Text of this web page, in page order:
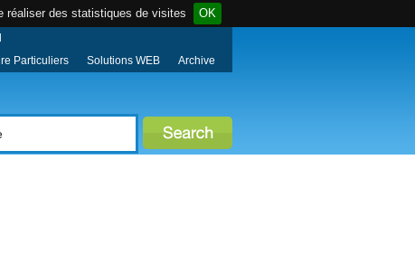
réaliser des statistiques de visites OK
Particuliers
Solutions WEB Archive